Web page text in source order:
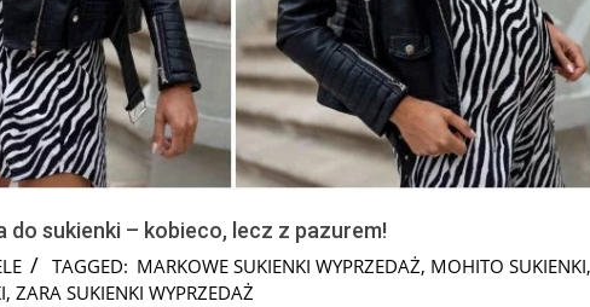
do sukienki – kobieco, lecz z pazurem!
TAGGED: MARKOWE SUKIENKI WYPRZEDAŻ, MOHITO SUKIENKI,
, ZARA SUKIENKI WYPRZEDAŻ